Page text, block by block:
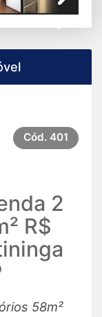
Cód. 401
2
R$
58m²